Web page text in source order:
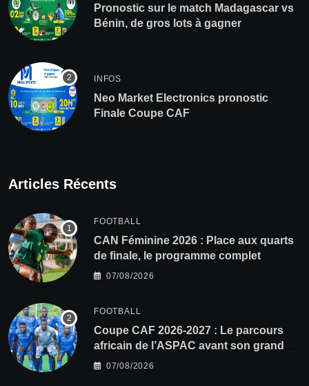
Pronostic sur le match Madagascar vs
Bénin, de gros lots à gagner
INFOS
Neo Market Electronics pronostic
Finale Coupe CAF
Articles Récents
FOOTBALL
CAN Féminine 2026 : Place aux quarts
de finale, le programme complet
07/08/2026
FOOTBALL
Coupe CAF 2026-2027 : Le parcours
africain de l’ASPAC avant son grand
retour
07/08/2026